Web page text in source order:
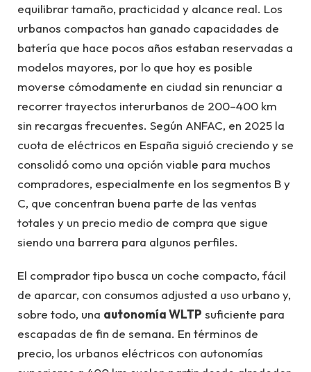
equilibrar tamaño, practicidad y alcance real. Los
urbanos compactos han ganado capacidades de
batería que hace pocos años estaban reservadas a
modelos mayores, por lo que hoy es posible
moverse cómodamente en ciudad sin renunciar a
recorrer trayectos interurbanos de 200–400 km
sin recargas frecuentes. Según ANFAC, en 2025 la
cuota de eléctricos en España siguió creciendo y se
consolidó como una opción viable para muchos
compradores, especialmente en los segmentos B y
C, que concentran buena parte de las ventas
totales y un precio medio de compra que sigue
siendo una barrera para algunos perfiles.
El comprador tipo busca un coche compacto, fácil
de aparcar, con consumos adjusted a uso urbano y,
sobre todo, una autonomía WLTP suficiente para
escapadas de fin de semana. En términos de
precio, los urbanos eléctricos con autonomías